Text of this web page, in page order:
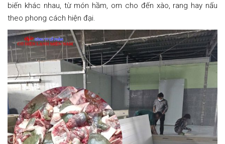
biến khác nhau, từ món hầm, om cho đến xào, rang hay nấu
theo phong cách hiện đại.